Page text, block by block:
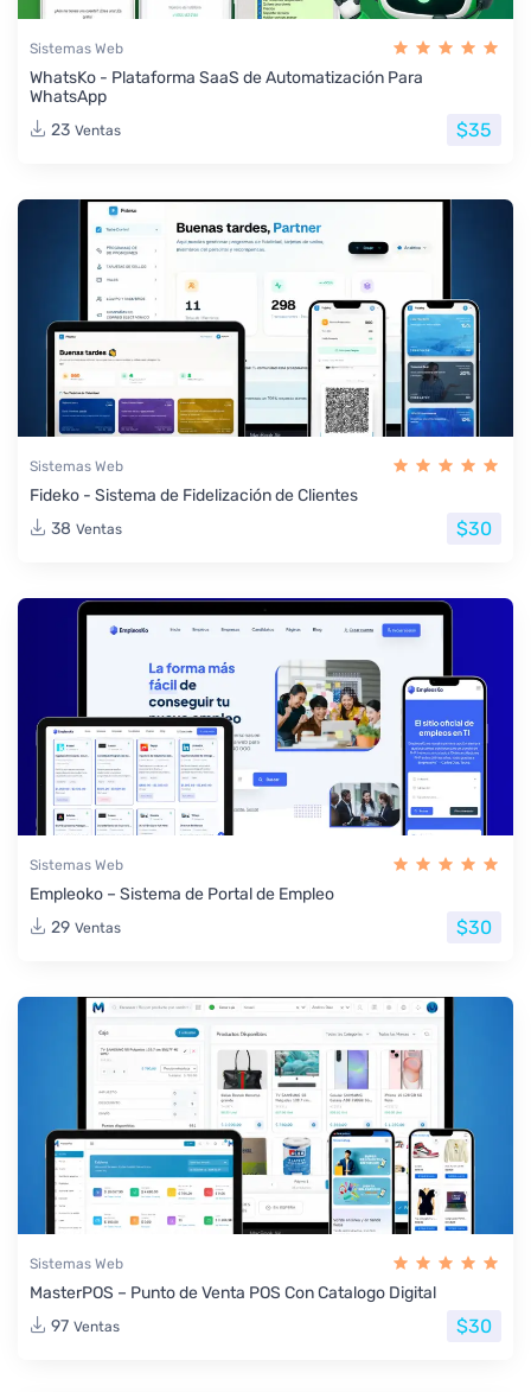
Sistemas Web
WhatsKo - Plataforma SaaS de Automatización Para
WhatsApp
23 Ventas $35
Sistemas Web
Fideko - Sistema de Fidelización de Clientes
38 Ventas $30
Sistemas Web
Empleoko – Sistema de Portal de Empleo
29 Ventas $30
Sistemas Web
MasterPOS – Punto de Venta POS Con Catalogo Digital
97 Ventas $30